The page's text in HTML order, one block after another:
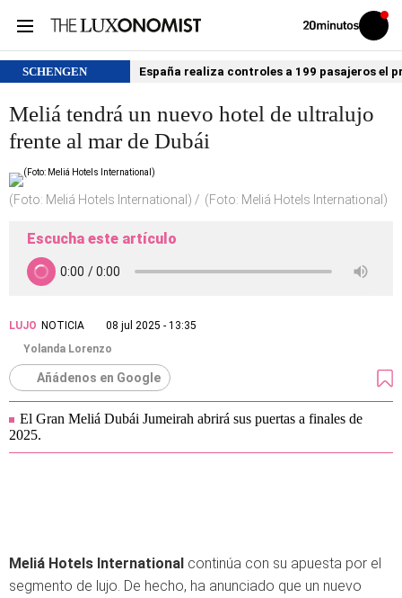
Volver
Iniciar
sesión
SCHENGEN España realiza controles a 199 pasajeros el
Meliá tendrá un nuevo hotel de ultralujo
frente al mar de Dubái
(Foto: Meliá Hotels International) (Foto: Meliá Hotels International)
Escucha este artículo
LUJO NOTICIA
08 jul 2025 - 13:35
Yolanda Lorenzo
Añádenos en Google
El Gran Meliá Dubái Jumeirah abrirá sus puertas a finales de
2025.
Meliá Hotels International continúa con su apuesta por el
segmento de lujo. De hecho, ha anunciado que un nuevo